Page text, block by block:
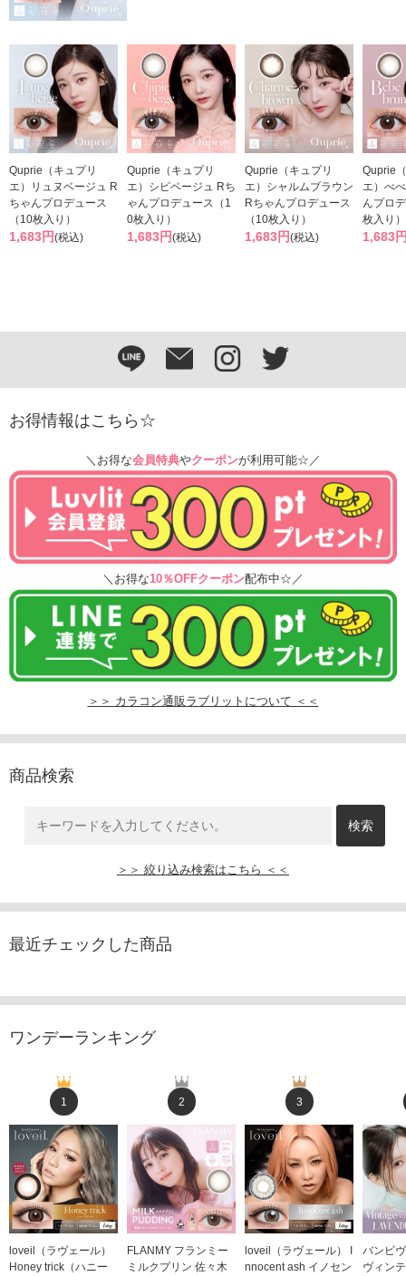
Quprie（キュプリ
エ）リュヌベージュ R
ちゃんプロデュース
（10枚入り）
1,683円(税込)
Quprie（キュプリ
エ）シピベージュ Rち
ゃんプロデュース（1
0枚入り）
1,683円(税込)
Quprie（キュプリ
エ）シャルムブラウン
Rちゃんプロデュース
（10枚入り）
1,683円(税込)
Quprie
エ）べ
んプロ
枚入り）
1,683
お得情報はこちら☆
＼お得な会員特典やクーポンが利用可能☆／
＼お得な10％OFFクーポン配布中☆／
＞＞ カラコン通販ラブリットについて ＜＜
商品検索
＞＞ 絞り込み検索はこちら ＜＜
最近チェックした商品
ワンデーランキング
1
loveil（ラヴェール）
Honey trick（ハニー
2
FLANMY フランミー
ミルクプリン 佐々木
3
loveil（ラヴェール） I
nnocent ash イノセン
バンビ
ヴィン